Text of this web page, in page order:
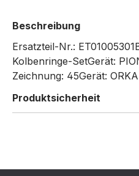
Beschreibung
Ersatzteil-Nr.:
Kolbenringe-SetGerät:
Zeichnung: 45Gerät:
Produktsicherheit